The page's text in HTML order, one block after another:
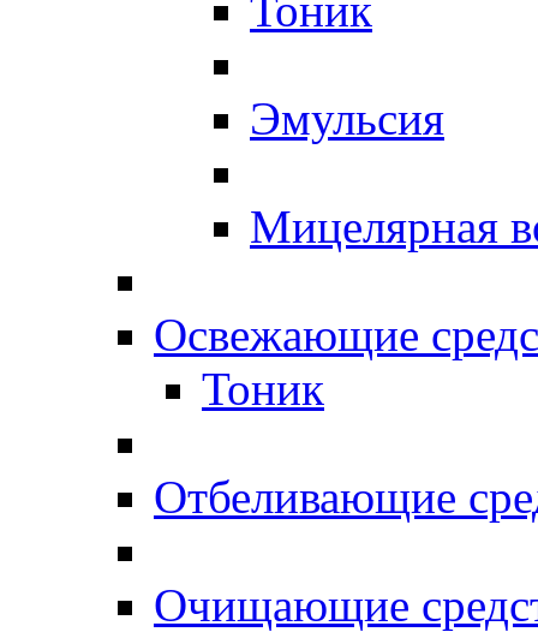
Эмульсия
Мицелярная
Освежающие
Тоник
Отбеливающие
Очищающие